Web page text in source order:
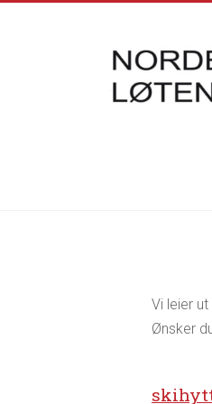
Løten
oppdatering
Vi leier
Ønsker